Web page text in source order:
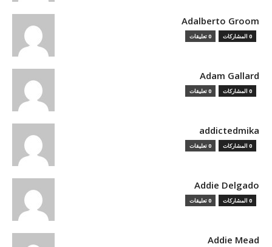
Adalberto Groom
0 المشاركات 0 تعليقات
Adam Gallard
0 المشاركات 0 تعليقات
addictedmika
0 المشاركات 0 تعليقات
Addie Delgado
0 المشاركات 0 تعليقات
Addie Mead